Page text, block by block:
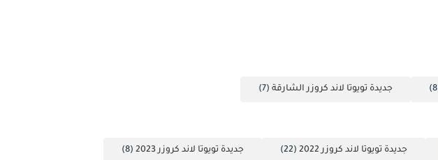
جديدة تويوتا لاند كروزر الشارقة (7)
جديدة تويوتا لاند كروزر 2022 (22) جديدة تويوتا لاند كروزر 2023 (8)